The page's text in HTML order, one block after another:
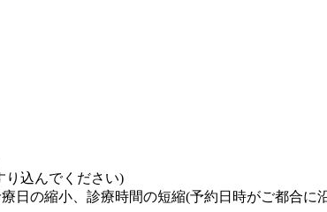
り込んでください)
日の縮小、診療時間の短縮(予約日時がご都合に